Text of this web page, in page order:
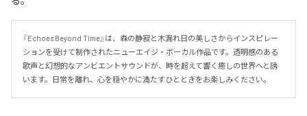
『Echoes Beyond Time』は、森の静寂と木漏れ日の美しさからインスピレー
ションを受けて制作されたニューエイジ・ボーカル作品です。透明感のある
歌声と幻想的なアンビエントサウンドが、時を超えて響く癒しの世界へと誘
います。日常を離れ、心を穏やかに満たすひとときをお楽しみください。